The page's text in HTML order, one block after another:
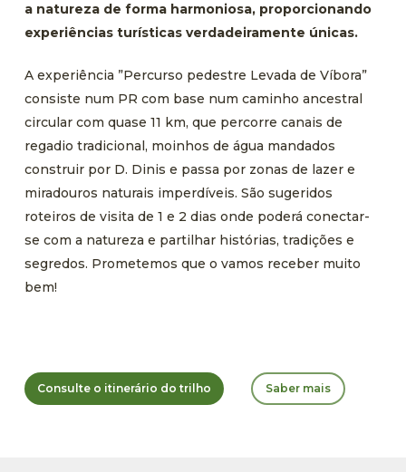
a natureza de forma harmoniosa, proporcionando
experiênciasturísticasverdadeiramente únicas.
A experiência ”Percurso pedestre Levada de Víbora”
consiste num PR com base num caminho ancestral
circular com quase 11 km, que percorre canais de
regadio tradicional, moinhos de água mandados
construir por D. Dinis e passa por zonas de lazer e
miradouros naturais imperdíveis. São sugeridos
roteiros de visita de 1 e 2 dias onde poderá conectar-
se com a natureza e partilhar histórias, tradições e
segredos. Prometemos que o vamos receber muito
bem!
Consulte o itinerário do trilho Saber mais